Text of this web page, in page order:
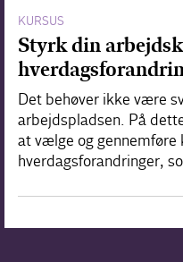
KURSUS
Styrk din
Det behøver ikke være
arbejdspladsen. På
at vælge og gennemføre
hverdagsforandringer,